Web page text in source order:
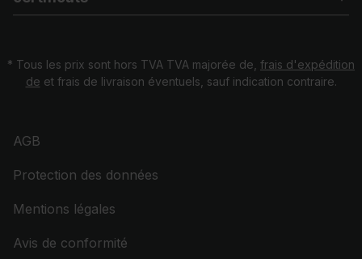
* Tous les prix sont hors TVA TVA majorée de, frais d'expédition
de et frais de livraison éventuels, sauf indication contraire.
AGB
Protection des données
Mentions légales
Avis de conformité